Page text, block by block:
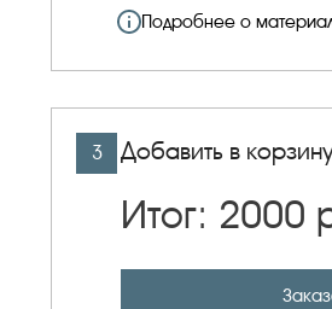
Подробнее о
3 Добавить в
Итог: 2000